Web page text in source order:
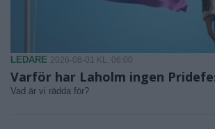
LEDARE 2026-08-01 KL. 06:00
Varför har Laholm ingen
Vad är vi rädda för?